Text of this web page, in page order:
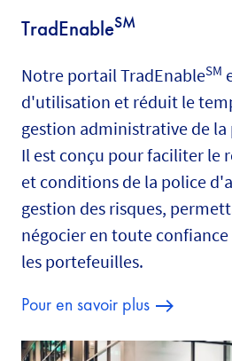
TradEnableSM
Notre portail TradEnableSM
d'utilisation et réduit le
gestion administrative de la
Il est conçu pour faciliter le
et conditions de la police
gestion des risques,
négocier en toute
les portefeuilles.
Pour en savoir plus